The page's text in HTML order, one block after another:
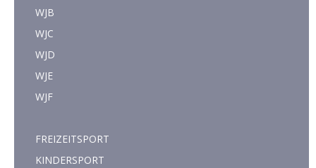
WJB
WJC
WJD
WJE
WJF
FREIZEITSPORT
KINDERSPORT